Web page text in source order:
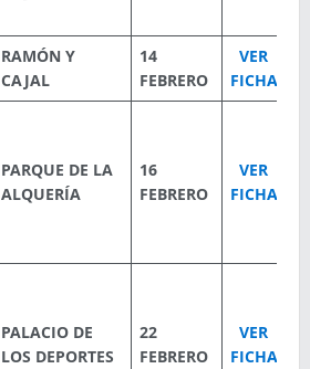
RAMÓN Y
CAJAL
14
FEBRERO
VER
FICHA
PARQUE DE LA
ALQUERÍA
16
FEBRERO
VER
FICHA
PALACIO DE
LOS DEPORTES
22
FEBRERO
VER
FICHA